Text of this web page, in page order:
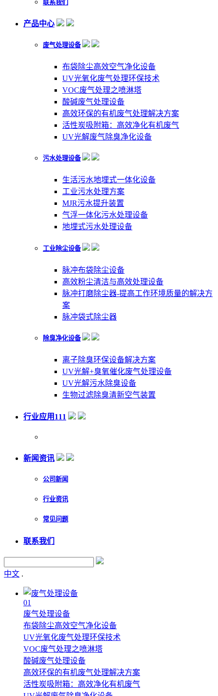
联系我们
产品中心
废气处理设备
布袋除尘高效空气净化设备
UV光氧化废气处理环保技术
VOC废气处理之喷淋塔
酸碱废气处理设备
高效环保的有机废气处理解决方案
活性炭吸附箱：高效净化有机废气
UV光解废气除臭净化设备
污水处理设备
生活污水地埋式一体化设备
工业污水处理方案
MJR污水提升装置
气浮一体化污水处理设备
地埋式污水处理设备
工业除尘设备
脉冲布袋除尘设备
高效粉尘清洁与高效处理设备
脉冲打磨除尘器-提高工作环境质量的解决方
案
脉冲袋式除尘器
除臭净化设备
离子除臭环保设备解决方案
UV光解+臭氧催化废气处理设备
UV光解污水除臭设备
生物过滤除臭清新空气装置
行业应用111
新闻资讯
公司新闻
行业资讯
常见问题
联系我们
中文 .
01
废气处理设备
布袋除尘高效空气净化设备
UV光氧化废气处理环保技术
VOC废气处理之喷淋塔
酸碱废气处理设备
高效环保的有机废气处理解决方案
活性炭吸附箱：高效净化有机废气